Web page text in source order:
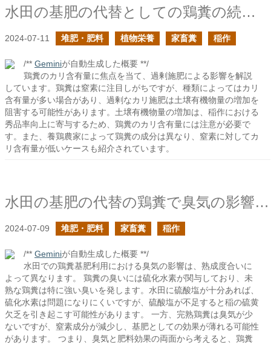
水田の基肥の代替としての鶏糞の続きの続き
2024-07-11 堆肥・肥料 植物栄養 家畜糞 稲作
/** Geminiが自動生成した概要 **/
鶏糞のカリ含有量に焦点を当て、過剰施肥による影響を解説
しています。鶏糞は窒素に注目しがちですが、種類によってはカリ
含有量が多い場合があり、過剰なカリ施肥は土壌有機物量の増加を
阻害する可能性があります。土壌有機物量の増加は、稲作における
秀品率向上に寄与するため、鶏糞のカリ含有量には注意が必要で
す。また、養鶏農家によって鶏糞の成分は異なり、窒素に対してカ
リ含有量が低いケースも紹介されています。
水田の基肥の代替の鶏糞で臭気の影響は見ておくべきか？
2024-07-09 堆肥・肥料 家畜糞 稲作
/** Geminiが自動生成した概要 **/
水田での鶏糞基肥利用における臭気の影響は、熟成度合いに
よって異なります。 鶏糞の臭いには硫化水素が関与しており、未
熟な鶏糞は特に強い臭いを発します。水田に硫酸塩が十分あれば、
硫化水素は問題になりにくいですが、硫酸塩が不足すると稲の硫黄
欠乏を引き起こす可能性があります。 一方、完熟鶏糞は臭気が少
ないですが、窒素成分が減少し、基肥としての効果が薄れる可能性
があります。 つまり、臭気と肥料効果の両面から考えると、鶏糞